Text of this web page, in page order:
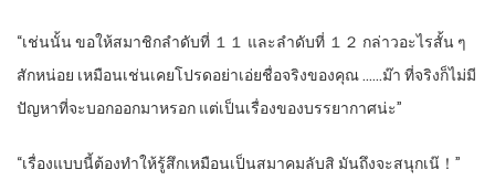
“เช่นนั้น ขอให้สมาชิกลำดับที่ １１ และลำดับที่ １２ กล่าวอะไรสั้น ๆ
สักหน่อย เหมือนเช่นเคยโปรดอย่าเอ่ยชื่อจริงของคุณ ……ม๊า ที่จริงก็ไม่มี
ปัญหาที่จะบอกออกมาหรอก แต่เป็นเรื่องของบรรยากาศน่ะ”
“เรื่องแบบนี้ต้องทำให้รู้สึกเหมือนเป็นสมาคมลับสิ มันถึงจะสนุกเน๊！”